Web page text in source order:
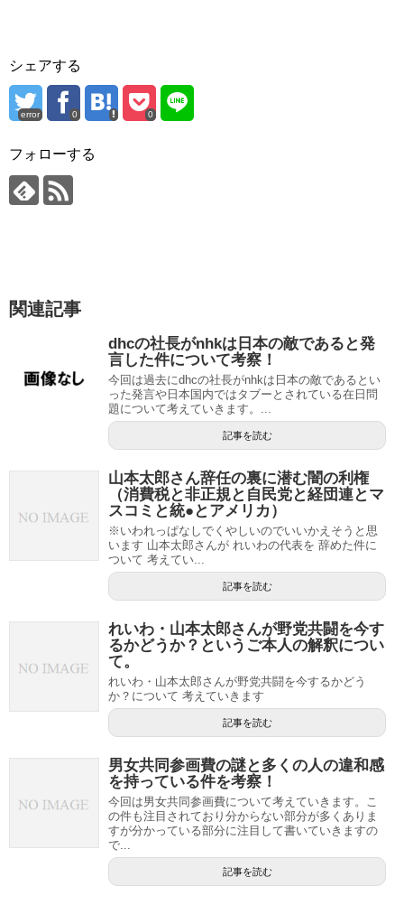
シェアする
error 0 0
フォローする
関連記事
dhcの社長がnhkは日本の敵であると発
言した件について考察！
今回は過去にdhcの社長がnhkは日本の敵であるとい
った発言や日本国内ではタブーとされている在日問
題について考えていきます。...
記事を読む
山本太郎さん辞任の裏に潜む闇の利権
（消費税と非正規と自民党と経団連とマ
スコミと統●とアメリカ）
※いわれっぱなしでくやしいのでいいかえそうと思
います 山本太郎さんが れいわの代表を 辞めた件に
ついて 考えてい...
記事を読む
れいわ・山本太郎さんが野党共闘を今す
るかどうか？というご本人の解釈につい
て。
れいわ・山本太郎さんが野党共闘を今するかどう
か？について 考えていきます
記事を読む
男女共同参画費の謎と多くの人の違和感
を持っている件を考察！
今回は男女共同参画費について考えていきます。こ
の件も注目されており分からない部分が多くありま
すが分かっている部分に注目して書いていきますの
で...
記事を読む